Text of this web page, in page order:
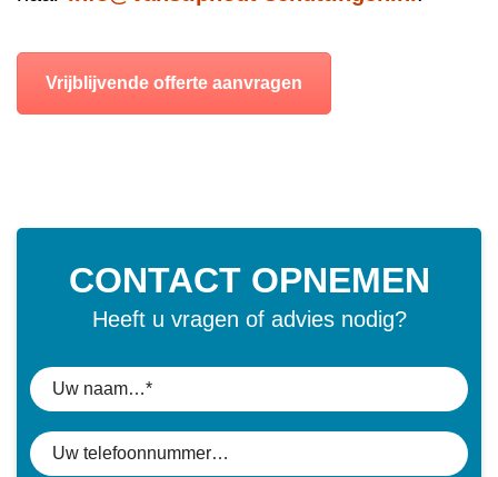
Vrijblijvende offerte aanvragen
CONTACT OPNEMEN
Heeft u vragen of advies nodig?